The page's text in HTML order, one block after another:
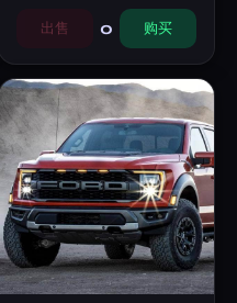
出售 0 购买